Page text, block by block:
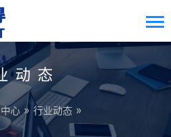
动态
心» 行业动态 »